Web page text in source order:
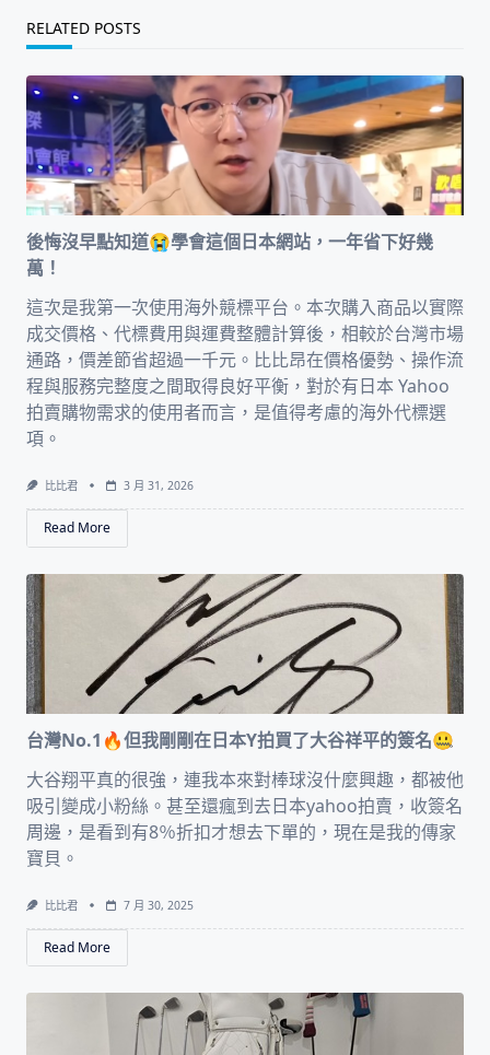
RELATED POSTS
後悔沒早點知道😭學會這個日本網站，一年省下好幾
萬！
這次是我第一次使用海外競標平台。本次購入商品以實際
成交價格、代標費用與運費整體計算後，相較於台灣市場
通路，價差節省超過一千元。比比昂在價格優勢、操作流
程與服務完整度之間取得良好平衡，對於有日本 Yahoo
拍賣購物需求的使用者而言，是值得考慮的海外代標選
項。
比比君 3 月 31, 2026
Read More
台灣No.1🔥但我剛剛在日本Y拍買了大谷祥平的簽名🤐
大谷翔平真的很強，連我本來對棒球沒什麼興趣，都被他
吸引變成小粉絲。甚至還瘋到去日本yahoo拍賣，收簽名
周邊，是看到有8％折扣才想去下單的，現在是我的傳家
寶貝。
比比君 7 月 30, 2025
Read More